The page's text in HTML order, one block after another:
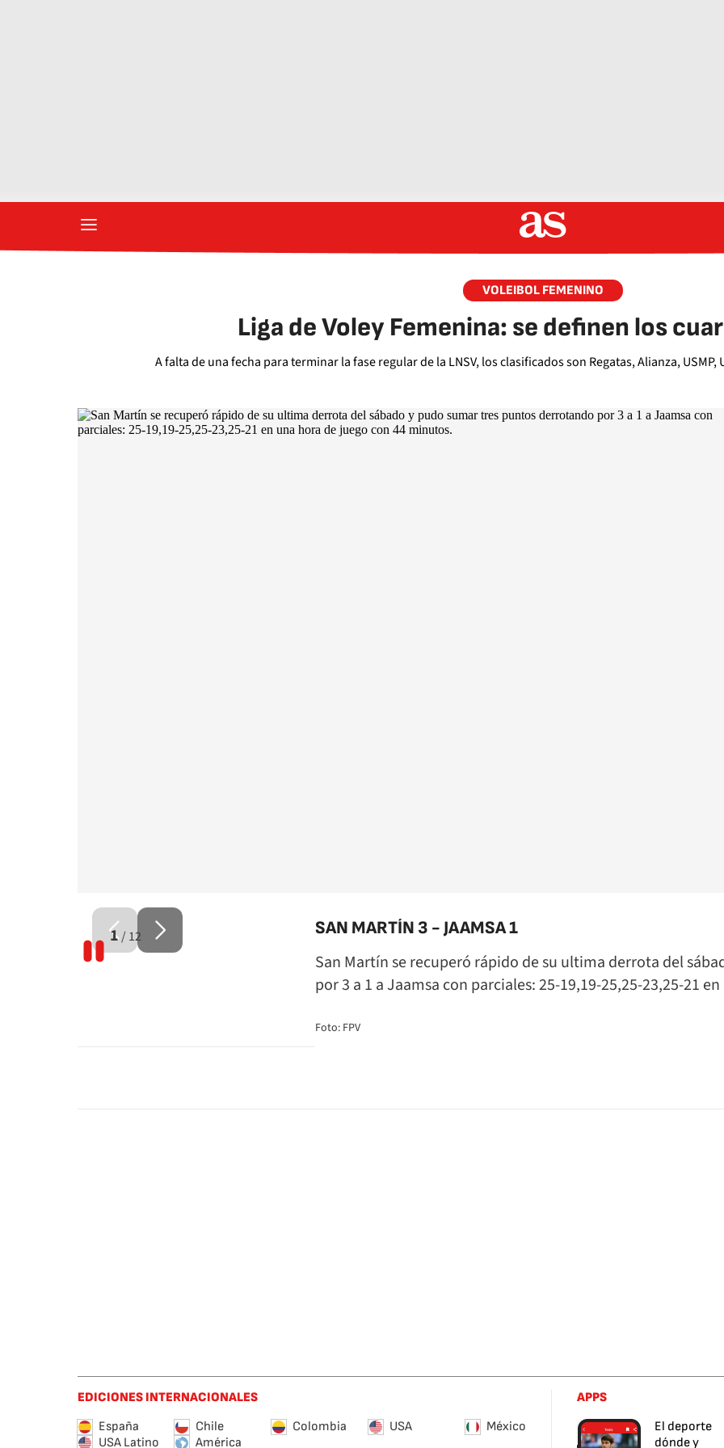
VOLEIBOL FEMENINO
Liga de Voley Femenina: se definen los
A falta de una fecha para terminar la fase regular de la LNSV, los clasificados son Regatas, Alianza, USMP,
SAN MARTÍN 3 - JAAMSA 1
San Martín se recuperó rápido de su ultima derrota del
por 3 a 1 a Jaamsa con parciales: 25-19,19-25,25-23,25-21
Foto: FPV
1 12
EDICIONES INTERNACIONALES
España
Chile Colombia USA
México
USA Latino
América
APPS
El deporte
dónde y